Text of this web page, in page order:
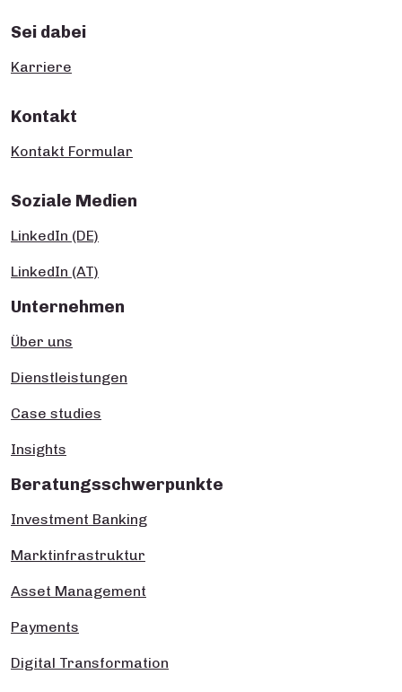
Sei dabei
Karriere
Kontakt
Kontakt Formular
Soziale Medien
LinkedIn (DE)
LinkedIn (AT)
Unternehmen
Über uns
Dienstleistungen
Case studies
Insights
Beratungsschwerpunkte
Investment Banking
Marktinfrastruktur
Asset Management
Payments
Digital Transformation